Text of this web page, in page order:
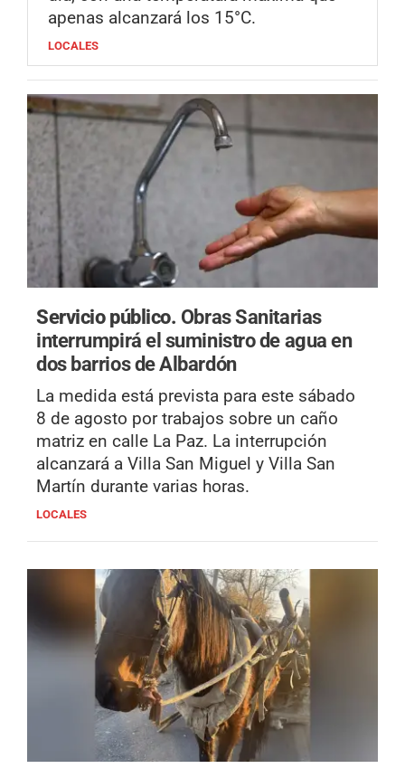
apenas alcanzará los 15°C.
LOCALES
Servicio público. Obras Sanitarias
interrumpirá el suministro de agua en
dos barrios de Albardón
La medida está prevista para este sábado
8 de agosto por trabajos sobre un caño
matriz en calle La Paz. La interrupción
alcanzará a Villa San Miguel y Villa San
Martín durante varias horas.
LOCALES